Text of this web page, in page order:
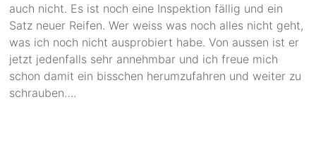
auch nicht. Es ist noch eine Inspektion fällig und ein
Satz neuer Reifen. Wer weiss was noch alles nicht geht,
was ich noch nicht ausprobiert habe. Von aussen ist er
jetzt jedenfalls sehr annehmbar und ich freue mich
schon damit ein bisschen herumzufahren und weiter zu
schrauben….